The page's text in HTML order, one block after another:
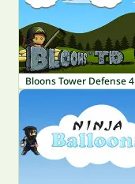
Bloons Tower Defense 4